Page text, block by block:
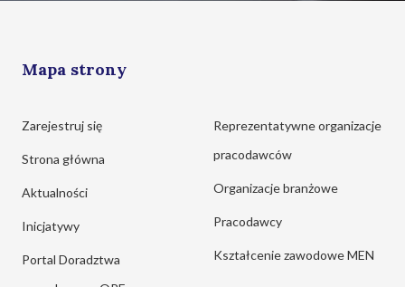
Mapa strony
Zarejestruj się
Strona główna
Aktualności
Inicjatywy
Portal Doradztwa
Reprezentatywne organizacje
pracodawców
Organizacje branżowe
Pracodawcy
Kształcenie zawodowe MEN